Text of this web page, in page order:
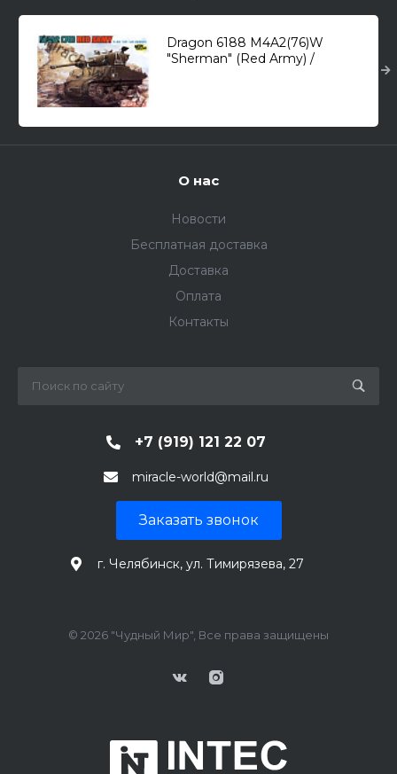
Dragon 6188 M4A2(76)W
"Sherman" (Red Army) /
О нас
Новости
Бесплатная доставка
Доставка
Оплата
Контакты
+7 (919) 121 22 07
miracle-world@mail.ru
Заказать звонок
г. Челябинск, ул. Тимирязева, 27
© 2026 "Чудный Мир", Все права защищены